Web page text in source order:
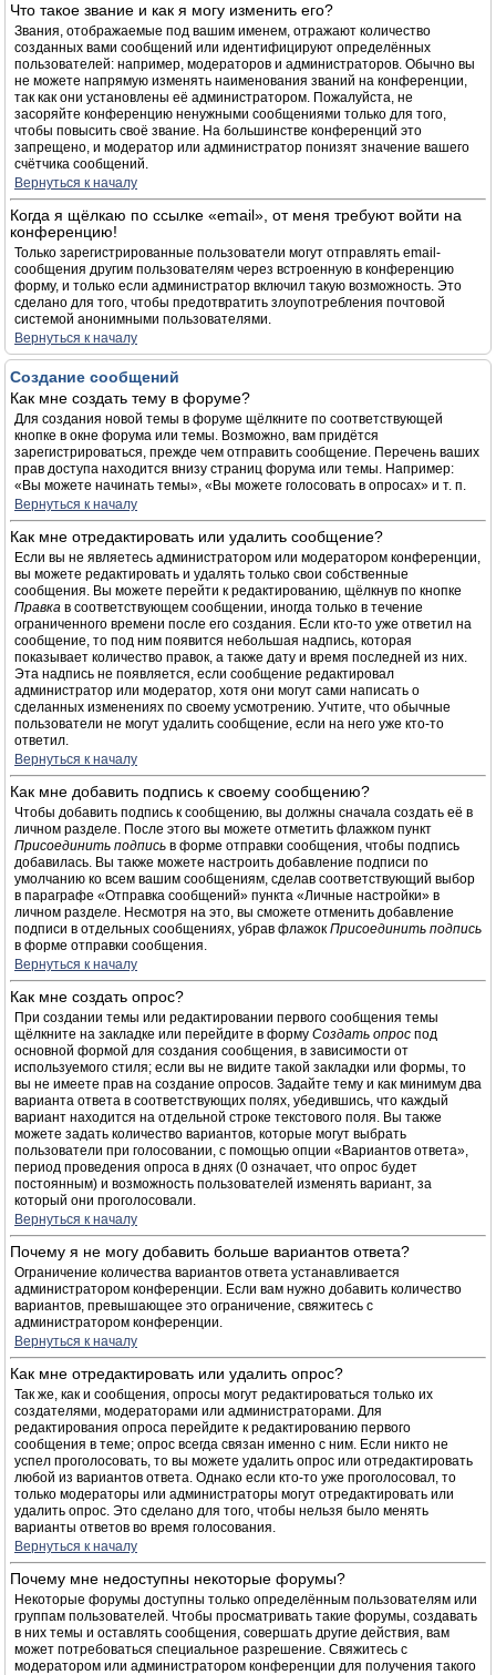
Что такое звание и как я могу изменить его?
Звания, отображаемые под вашим именем, отражают количество
созданных вами сообщений или идентифицируют определённых
пользователей: например, модераторов и администраторов. Обычно вы
не можете напрямую изменять наименования званий на конференции,
так как они установлены её администратором. Пожалуйста, не
засоряйте конференцию ненужными сообщениями только для того,
чтобы повысить своё звание. На большинстве конференций это
запрещено, и модератор или администратор понизят значение вашего
счётчика сообщений.
Вернуться к началу
Когда я щёлкаю по ссылке «email», от меня требуют войти на
конференцию!
Только зарегистрированные пользователи могут отправлять email-
сообщения другим пользователям через встроенную в конференцию
форму, и только если администратор включил такую возможность. Это
сделано для того, чтобы предотвратить злоупотребления почтовой
системой анонимными пользователями.
Вернуться к началу
Создание сообщений
Как мне создать тему в форуме?
Для создания новой темы в форуме щёлкните по соответствующей
кнопке в окне форума или темы. Возможно, вам придётся
зарегистрироваться, прежде чем отправить сообщение. Перечень ваших
прав доступа находится внизу страниц форума или темы. Например:
«Вы можете начинать темы», «Вы можете голосовать в опросах» и т. п.
Вернуться к началу
Как мне отредактировать или удалить сообщение?
Если вы не являетесь администратором или модератором конференции,
вы можете редактировать и удалять только свои собственные
сообщения. Вы можете перейти к редактированию, щёлкнув по кнопке
Правка в соответствующем сообщении, иногда только в течение
ограниченного времени после его создания. Если кто-то уже ответил на
сообщение, то под ним появится небольшая надпись, которая
показывает количество правок, а также дату и время последней из них.
Эта надпись не появляется, если сообщение редактировал
администратор или модератор, хотя они могут сами написать о
сделанных изменениях по своему усмотрению. Учтите, что обычные
пользователи не могут удалить сообщение, если на него уже кто-то
ответил.
Вернуться к началу
Как мне добавить подпись к своему сообщению?
Чтобы добавить подпись к сообщению, вы должны сначала создать её в
личном разделе. После этого вы можете отметить флажком пункт
Присоединить подпись в форме отправки сообщения, чтобы подпись
добавилась. Вы также можете настроить добавление подписи по
умолчанию ко всем вашим сообщениям, сделав соответствующий выбор
в параграфе «Отправка сообщений» пункта «Личные настройки» в
личном разделе. Несмотря на это, вы сможете отменить добавление
подписи в отдельных сообщениях, убрав флажок Присоединить подпись
в форме отправки сообщения.
Вернуться к началу
Как мне создать опрос?
При создании темы или редактировании первого сообщения темы
щёлкните на закладке или перейдите в форму Создать опрос под
основной формой для создания сообщения, в зависимости от
используемого стиля; если вы не видите такой закладки или формы, то
вы не имеете прав на создание опросов. Задайте тему и как минимум два
варианта ответа в соответствующих полях, убедившись, что каждый
вариант находится на отдельной строке текстового поля. Вы также
можете задать количество вариантов, которые могут выбрать
пользователи при голосовании, с помощью опции «Вариантов ответа»,
период проведения опроса в днях (0 означает, что опрос будет
постоянным) и возможность пользователей изменять вариант, за
который они проголосовали.
Вернуться к началу
Почему я не могу добавить больше вариантов ответа?
Ограничение количества вариантов ответа устанавливается
администратором конференции. Если вам нужно добавить количество
вариантов, превышающее это ограничение, свяжитесь с
администратором конференции.
Вернуться к началу
Как мне отредактировать или удалить опрос?
Так же, как и сообщения, опросы могут редактироваться только их
создателями, модераторами или администраторами. Для
редактирования опроса перейдите к редактированию первого
сообщения в теме; опрос всегда связан именно с ним. Если никто не
успел проголосовать, то вы можете удалить опрос или отредактировать
любой из вариантов ответа. Однако если кто-то уже проголосовал, то
только модераторы или администраторы могут отредактировать или
удалить опрос. Это сделано для того, чтобы нельзя было менять
варианты ответов во время голосования.
Вернуться к началу
Почему мне недоступны некоторые форумы?
Некоторые форумы доступны только определённым пользователям или
группам пользователей. Чтобы просматривать такие форумы, создавать
в них темы и оставлять сообщения, совершать другие действия, вам
может потребоваться специальное разрешение. Свяжитесь с
модератором или администратором конференции для получения такого